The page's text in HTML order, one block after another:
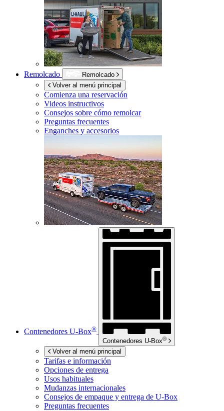
Remolcado
Remolcado
Volver al menú principal
Comienza una reservación
Videos instructivos
Consejos sobre cómo remolcar
Preguntas frecuentes
Enganches y accesorios
Contenedores U-Box®
Contenedores U-Box®
Volver al menú principal
Tarifas e información
Opciones de entrega
Usos habituales
Mudanzas internacionales
Consejos de empaque y entrega de U-Box
Preguntas frecuentes